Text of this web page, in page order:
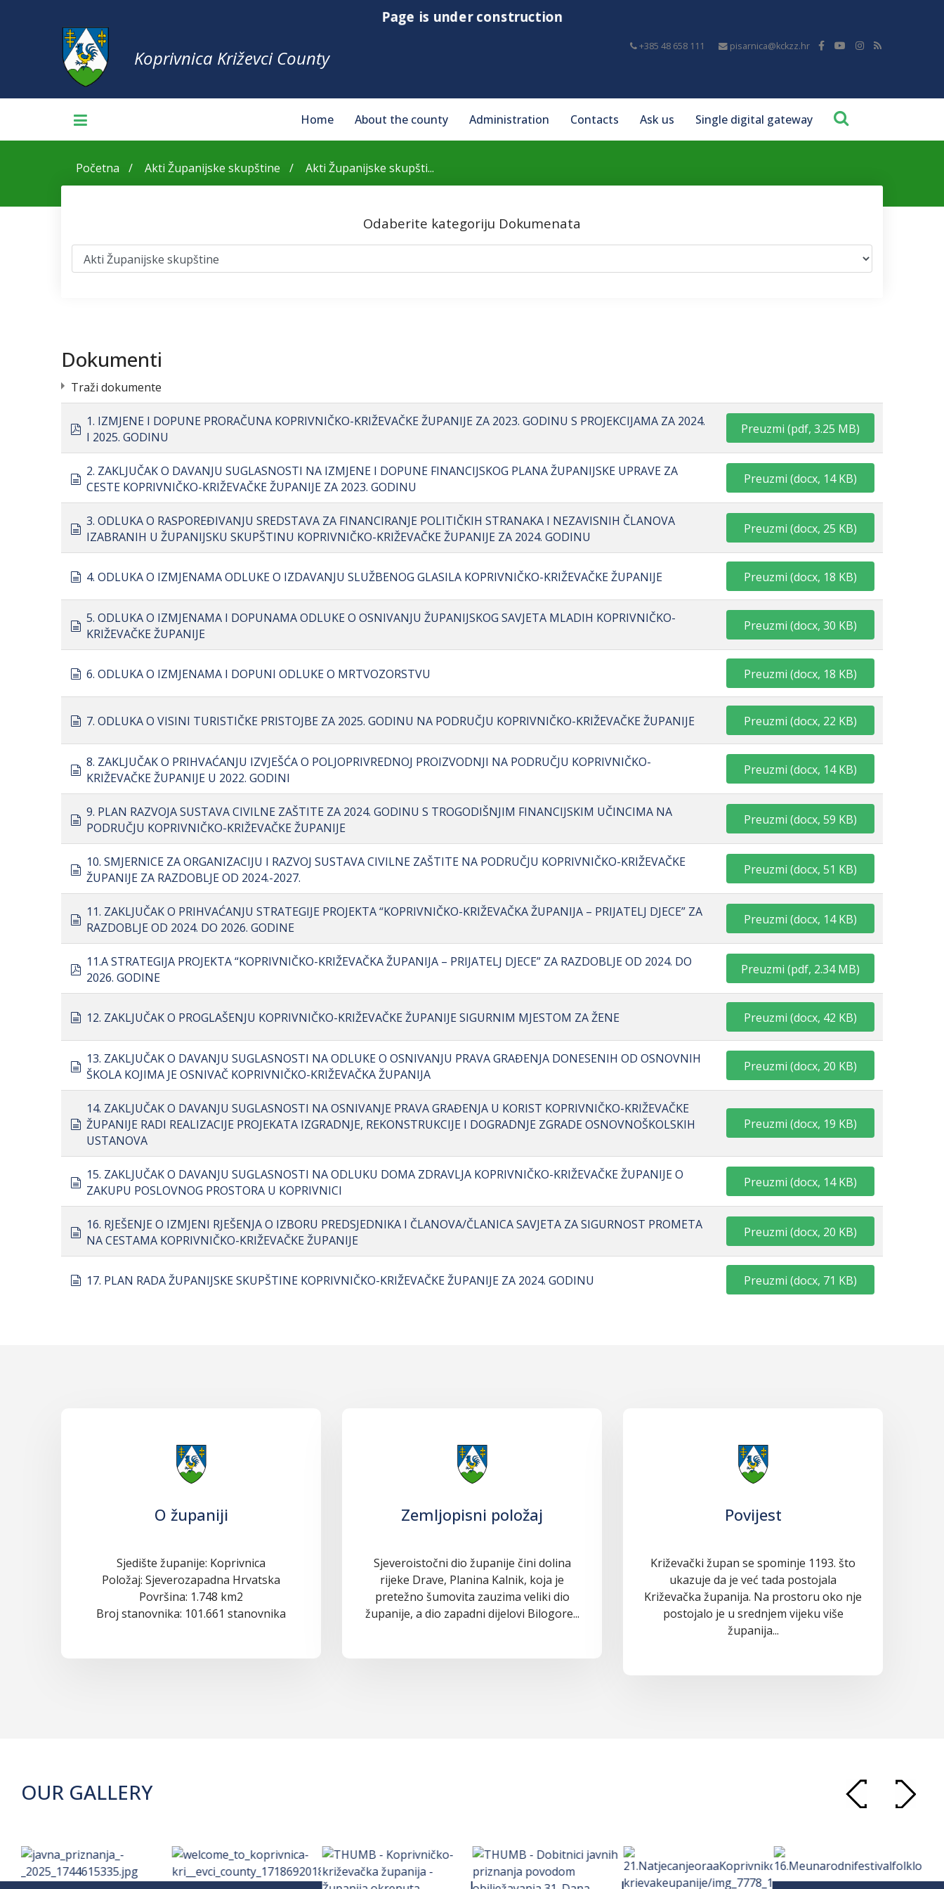
Page is under construction
+385 48 658 111 pisarnica@kckzz.hr
Koprivnica Križevci County
Home About the county Administration Contacts Ask us Single digital gateway
Početna Akti Županijske skupštine Akti Županijske skupšti...
Odaberite kategoriju Dokumenata
Dokumenti
Traži dokumente
pdf
1. IZMJENE I DOPUNE PRORAČUNA KOPRIVNIČKO-KRIŽEVAČKE ŽUPANIJE ZA 2023. GODINU S PROJEKCIJAMA ZA 2024.
I 2025. GODINU
Preuzmi (pdf, 3.25 MB)
document
2. ZAKLJUČAK O DAVANJU SUGLASNOSTI NA IZMJENE I DOPUNE FINANCIJSKOG PLANA ŽUPANIJSKE UPRAVE ZA
CESTE KOPRIVNIČKO-KRIŽEVAČKE ŽUPANIJE ZA 2023. GODINU
Preuzmi (docx, 14 KB)
document
3. ODLUKA O RASPOREĐIVANJU SREDSTAVA ZA FINANCIRANJE POLITIČKIH STRANAKA I NEZAVISNIH ČLANOVA
IZABRANIH U ŽUPANIJSKU SKUPŠTINU KOPRIVNIČKO-KRIŽEVAČKE ŽUPANIJE ZA 2024. GODINU
Preuzmi (docx, 25 KB)
document
4. ODLUKA O IZMJENAMA ODLUKE O IZDAVANJU SLUŽBENOG GLASILA KOPRIVNIČKO-KRIŽEVAČKE ŽUPANIJE Preuzmi (docx, 18 KB)
document
5. ODLUKA O IZMJENAMA I DOPUNAMA ODLUKE O OSNIVANJU ŽUPANIJSKOG SAVJETA MLADIH KOPRIVNIČKO-
KRIŽEVAČKE ŽUPANIJE
Preuzmi (docx, 30 KB)
document
6. ODLUKA O IZMJENAMA I DOPUNI ODLUKE O MRTVOZORSTVU Preuzmi (docx, 18 KB)
document
7. ODLUKA O VISINI TURISTIČKE PRISTOJBE ZA 2025. GODINU NA PODRUČJU KOPRIVNIČKO-KRIŽEVAČKE ŽUPANIJE Preuzmi (docx, 22 KB)
document
8. ZAKLJUČAK O PRIHVAĆANJU IZVJEŠĆA O POLJOPRIVREDNOJ PROIZVODNJI NA PODRUČJU KOPRIVNIČKO-
KRIŽEVAČKE ŽUPANIJE U 2022. GODINI
Preuzmi (docx, 14 KB)
document
9. PLAN RAZVOJA SUSTAVA CIVILNE ZAŠTITE ZA 2024. GODINU S TROGODIŠNJIM FINANCIJSKIM UČINCIMA NA
PODRUČJU KOPRIVNIČKO-KRIŽEVAČKE ŽUPANIJE
Preuzmi (docx, 59 KB)
document
10. SMJERNICE ZA ORGANIZACIJU I RAZVOJ SUSTAVA CIVILNE ZAŠTITE NA PODRUČJU KOPRIVNIČKO-KRIŽEVAČKE
ŽUPANIJE ZA RAZDOBLJE OD 2024.-2027.
Preuzmi (docx, 51 KB)
document
11. ZAKLJUČAK O PRIHVAĆANJU STRATEGIJE PROJEKTA “KOPRIVNIČKO-KRIŽEVAČKA ŽUPANIJA – PRIJATELJ DJECE” ZA
RAZDOBLJE OD 2024. DO 2026. GODINE
Preuzmi (docx, 14 KB)
pdf
11.A STRATEGIJA PROJEKTA “KOPRIVNIČKO-KRIŽEVAČKA ŽUPANIJA – PRIJATELJ DJECE” ZA RAZDOBLJE OD 2024. DO
2026. GODINE
Preuzmi (pdf, 2.34 MB)
document
12. ZAKLJUČAK O PROGLAŠENJU KOPRIVNIČKO-KRIŽEVAČKE ŽUPANIJE SIGURNIM MJESTOM ZA ŽENE Preuzmi (docx, 42 KB)
document
13. ZAKLJUČAK O DAVANJU SUGLASNOSTI NA ODLUKE O OSNIVANJU PRAVA GRAĐENJA DONESENIH OD OSNOVNIH
ŠKOLA KOJIMA JE OSNIVAČ KOPRIVNIČKO-KRIŽEVAČKA ŽUPANIJA
Preuzmi (docx, 20 KB)
document
14. ZAKLJUČAK O DAVANJU SUGLASNOSTI NA OSNIVANJE PRAVA GRAĐENJA U KORIST KOPRIVNIČKO-KRIŽEVAČKE
ŽUPANIJE RADI REALIZACIJE PROJEKATA IZGRADNJE, REKONSTRUKCIJE I DOGRADNJE ZGRADE OSNOVNOŠKOLSKIH
USTANOVA
Preuzmi (docx, 19 KB)
document
15. ZAKLJUČAK O DAVANJU SUGLASNOSTI NA ODLUKU DOMA ZDRAVLJA KOPRIVNIČKO-KRIŽEVAČKE ŽUPANIJE O
ZAKUPU POSLOVNOG PROSTORA U KOPRIVNICI
Preuzmi (docx, 14 KB)
document
16. RJEŠENJE O IZMJENI RJEŠENJA O IZBORU PREDSJEDNIKA I ČLANOVA/ČLANICA SAVJETA ZA SIGURNOST PROMETA
NA CESTAMA KOPRIVNIČKO-KRIŽEVAČKE ŽUPANIJE
Preuzmi (docx, 20 KB)
document
17. PLAN RADA ŽUPANIJSKE SKUPŠTINE KOPRIVNIČKO-KRIŽEVAČKE ŽUPANIJE ZA 2024. GODINU Preuzmi (docx, 71 KB)
O županiji
Sjedište županije: Koprivnica
Položaj: Sjeverozapadna Hrvatska
Površina: 1.748 km2
Broj stanovnika: 101.661 stanovnika
Zemljopisni položaj
Sjeveroistočni dio županije čini dolina
rijeke Drave, Planina Kalnik, koja je
pretežno šumovita zauzima veliki dio
županije, a dio zapadni dijelovi Bilogore...
Povijest
Križevački župan se spominje 1193. što
ukazuje da je već tada postojala
Križevačka županija. Na prostoru oko nje
postojalo je u srednjem vijeku više
županija...
OUR GALLERY